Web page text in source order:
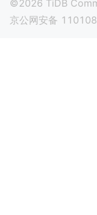
©2026 TiDB
京公网安备